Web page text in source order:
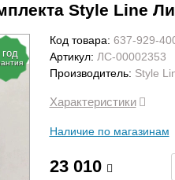
Style Line
год
Код товара: 637-929-
Артикул: ЛС-00002353
Производитель: Style
Характеристики
Наличие по магазинам
23 010